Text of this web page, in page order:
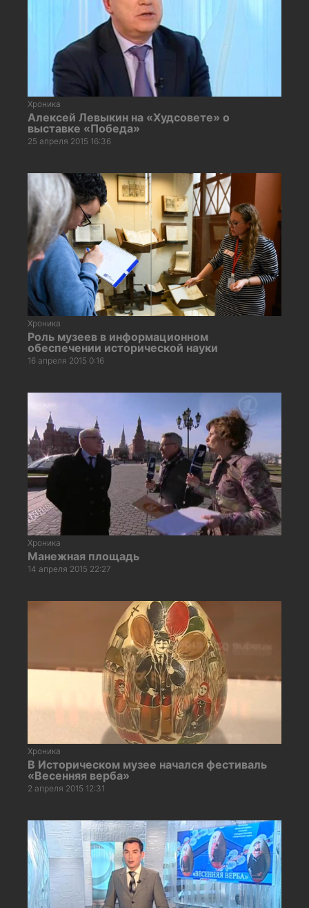
Хроника
Алексей Левыкин на «Худсовете» о
выставке «Победа»
25 апреля 2015 16:36
Хроника
Роль музеев в информационном
обеспечении исторической науки
16 апреля 2015 0:16
Хроника
Манежная площадь
14 апреля 2015 22:27
Хроника
В Историческом музее начался фестиваль
«Весенняя верба»
2 апреля 2015 12:31